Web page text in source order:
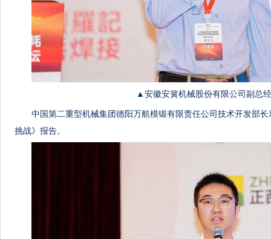
▲安徽安簧机械股份有限公司副总
中国第二重型机械集团德阳万航模锻有限责任公司技术开发部
挑战》报告。